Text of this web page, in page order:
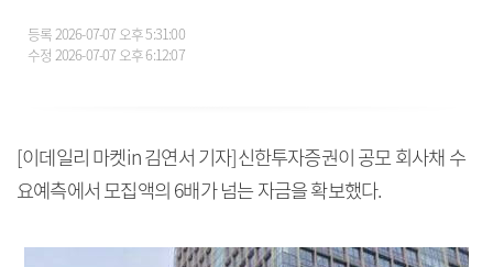
등록2026-07-07 오후 5:31:00
수정 2026-07-07 오후 6:12:07
[이데일리 마켓in 김연서 기자]신한투자증권이 공모 회사채 수
요예측에서 모집액의 6배가 넘는 자금을 확보했다.